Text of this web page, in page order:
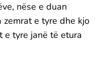
nëse e duan
zemrat e tyre dhe kjo
e tyre janë të etura